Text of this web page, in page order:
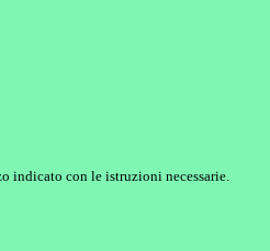
indicato con le istruzioni necessarie.